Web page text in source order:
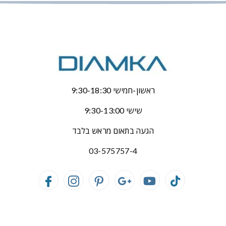
ראשון-חמישי 9:30-18:30
שישי 9:30-13:00
הגעה בתאום מראש בלבד
03-575757-4